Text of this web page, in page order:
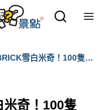
雪白米奇！100隻
奇！100隻